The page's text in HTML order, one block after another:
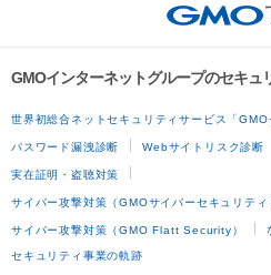
GMOインターネットグループのセキュ
世界初総合ネットセキュリティサービス「GMO
パスワード漏洩診断 Webサイトリスク診断
実在証明・盗聴対策
サイバー攻撃対策（GMOサイバーセキュリティ
サイバー攻撃対策（GMO Flatt Security）
セキュリティ事業の軌跡